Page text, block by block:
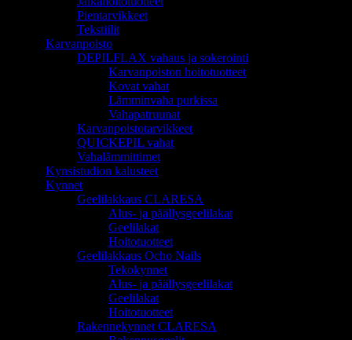
Pientarvikkeet
Tekstiilit
Karvanpoisto
DEPILFLAX vahaus ja sokerointi
Karvanpoiston hoitotuotteet
Kovat vahat
Lämminvaha purkissa
Vahapatruunat
Karvanpoistotarvikkeet
QUICKEPIL vahat
Vahalämmittimet
Kynsistudion kalusteet
Kynnet
Geelilakkaus CLARESA
Alus- ja päällysgeelilakat
Geelilakat
Hoitotuotteet
Geelilakkaus Ocho Nails
Tekokynnet
Alus- ja päällysgeelilakat
Geelilakat
Hoitotuotteet
Rakennekynnet CLARESA